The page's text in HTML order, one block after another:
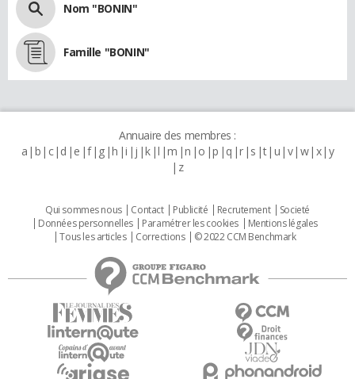
Nom "BONIN"
Famille "BONIN"
Annuaire des membres :
a b c d e f g h i j k l m n o p q r s t u v w x y
z
Qui sommes nous Contact Publicité Recrutement
Societé
Données personnelles
Paramétrer les cookies
Mentions légales
Tous les articles
Corrections © 2022 CCM Benchmark